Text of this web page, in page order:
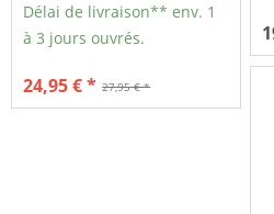
Délai de livraison** env. 1
à 3 jours ouvrés.
27,95 € *
24,95 € *